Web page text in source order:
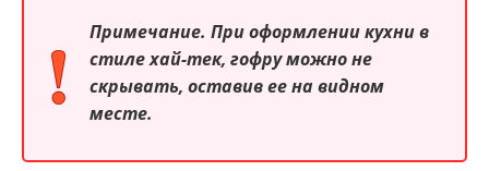
Примечание. При оформлении кухни в
стиле хай-тек, гофру можно не
скрывать, оставив ее на видном
месте.